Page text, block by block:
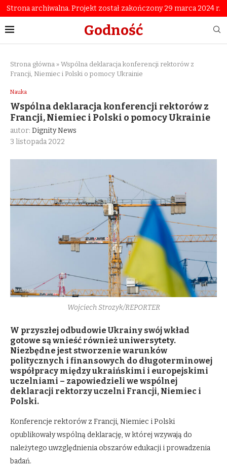
Strona archiwalna. Projekt został zakończony 29 marca 2024 r.
Godność
Strona główna » Wspólna deklaracja konferencji rektorów z
Francji, Niemiec i Polski o pomocy Ukrainie
Nauka
Wspólna deklaracja konferencji rektorów z
Francji, Niemiec i Polski o pomocy Ukrainie
autor: Dignity News
3 listopada 2022
Wojciech Strozyk/REPORTER
W przyszłej odbudowie Ukrainy swój wkład
gotowe są wnieść również uniwersytety.
Niezbędne jest stworzenie warunków
politycznych i finansowych do długoterminowej
współpracy między ukraińskimi i europejskimi
uczelniami – zapowiedzieli we wspólnej
deklaracji rektorzy uczelni Francji, Niemiec i
Polski.
Konferencje rektorów z Francji, Niemiec i Polski
opublikowały wspólną deklarację, w której wzywają do
należytego uwzględnienia obszarów edukacji i prowadzenia
badań.